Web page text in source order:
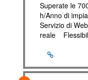
Superate le
h/Anno di
Servizio di
reale